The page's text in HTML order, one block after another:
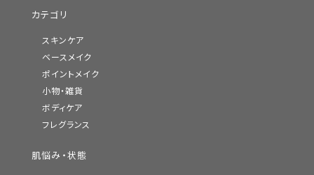
カテゴリ
スキンケア
ベースメイク
ポイントメイク
小物・雑貨
ボディケア
フレグランス
肌悩み・状態